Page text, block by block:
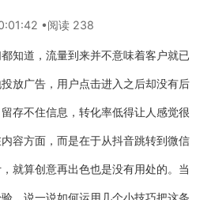
•阅读 238
知道，流量到来并不意味着客户就已
放广告，用户点击进入之后却没有后
存不住信息，转化率低得让人感觉很
容方面，而是在于从抖音跳转到微信
就算创意再出色也是没有用处的。当